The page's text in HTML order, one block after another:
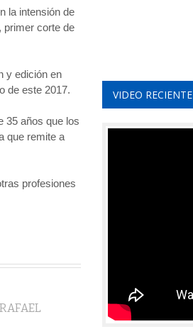
la intensión de
primer corte de
y edición en
de este 2017.
35 años que los
que remite a
profesiones
VIDEO RECIENTE